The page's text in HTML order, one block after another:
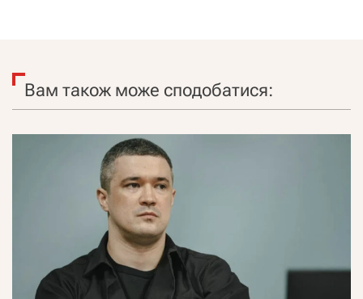
Вам також може сподобатися: